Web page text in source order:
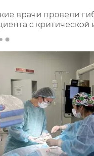
врачи провели
с